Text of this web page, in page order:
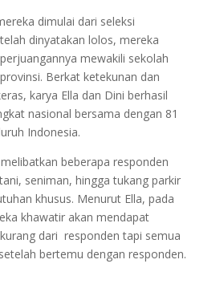
dimulai dari seleksi
dinyatakan lolos, mereka
mewakili sekolah
Berkat ketekunan dan
karya Ella dan Dini berhasil
nasional bersama dengan 81
Indonesia.
beberapa responden
seniman, hingga tukang parkir
khusus. Menurut Ella, pada
khawatir akan mendapat
dari responden tapi semua
bertemu dengan responden.